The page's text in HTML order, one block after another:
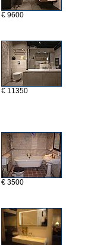
€ 9600
€ 11350
€ 3500